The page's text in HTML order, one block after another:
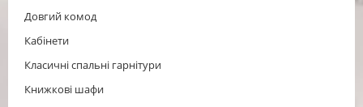
Довгий комод
Кабінети
Класичні спальні гарнітури
Книжкові шафи